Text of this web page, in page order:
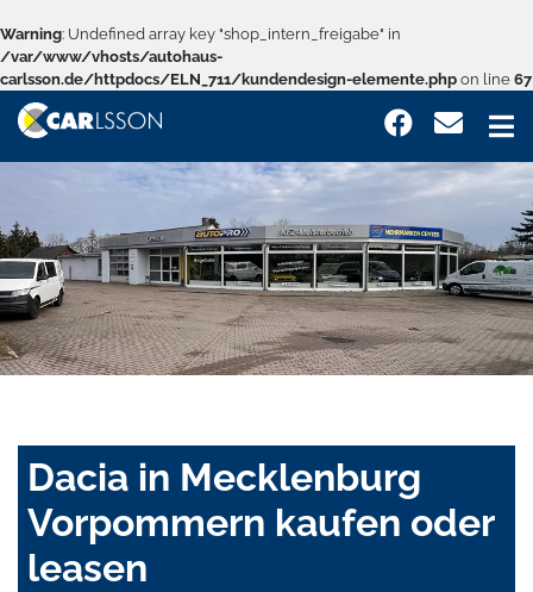
Warning: Undefined array key "shop_intern_freigabe" in
/var/www/vhosts/autohaus-
carlsson.de/httpdocs/ELN_711/kundendesign-elemente.php on line 67
Dacia in Mecklenburg
Vorpommern kaufen oder
leasen